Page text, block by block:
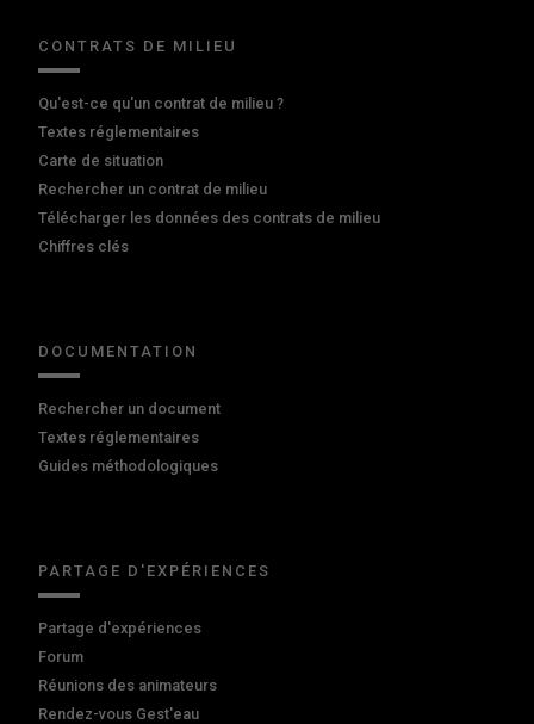
CONTRATS DE MILIEU
Qu'est-ce qu'un contrat de milieu ?
Textes réglementaires
Carte de situation
Rechercher un contrat de milieu
Télécharger les données des contrats de milieu
Chiffres clés
DOCUMENTATION
Rechercher un document
Textes réglementaires
Guides méthodologiques
PARTAGE D'EXPÉRIENCES
Partage d'expériences
Forum
Réunions des animateurs
Rendez-vous Gest'eau